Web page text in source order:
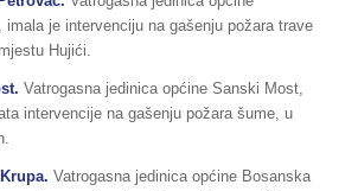
imala je intervenciju na gašenju požara trave
Hujići.
Vatrogasna jedinica općine Sanski Most,
intervencije na gašenju požara šume, u
Vatrogasna jedinica općine Bosanska